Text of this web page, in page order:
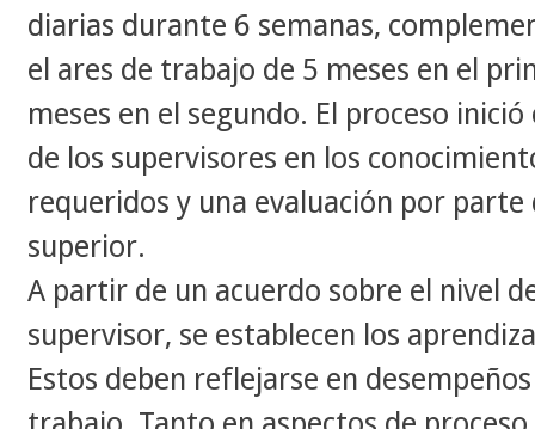
diarias durante 6 semanas,
el ares de trabajo de 5 meses en el
meses en el segundo. El proceso
de los supervisores en los
requeridos y una evaluación por
superior.
​A partir de un acuerdo sobre el nivel
supervisor, se establecen los
Estos deben reflejarse en